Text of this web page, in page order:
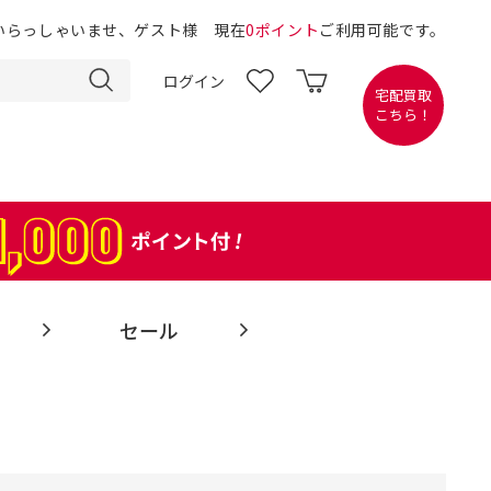
らっしゃいませ、ゲスト様 現在0ポイント ご利用可能です。
ログイン
宅配買取
こちら！
セール